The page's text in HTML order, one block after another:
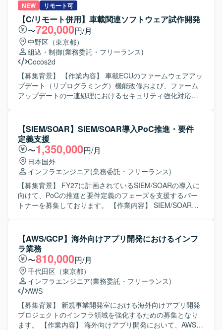
トの一員として、セキュリティ領域やクラウド、ITインフ
ラに関する知見を活かして支援を行います。リーダーポジ
ションの方には、グローバルセキュリティプロジェクトの
推進や関連する会議のファシリテーション、金融業界向け
のセキュリティ業務やインシデント対応支援などを担当い
ただきます。メンバーポジションの方には、PMO業務とし
て管理資料の更新などの事務処理や、プロジェクト遂行に
必要な各種ドキュメント作成支援などを行っていただきま
す。 【求める人物像】 セキュリティ領域における実務経験
を有し、クラウドやITインフラに関する知見も併せ持って
チャレンジいただける方が望ましいです。リーダーポジシ
ョンでは、関係者との調整や会議のファシリテーションを
主体的に進められるリーダーシップをお持ちの方を歓迎い
たします。 【ポジションの魅力】 金融業界向けのセキュリ
ティガバナンスおよび評価対応に深く関与できるととも
に、グローバルプロジェクトの中で英語を用いたコミュニ
ケーションや海外法制への対応に携わる機会がございま
す。セキュリティ分野の専門性を高めながら、クラウドや
インフラといった周辺領域の知見も広げていただける環境
バナンスおよび評価対応に関する各種業務を行っていただ
きます。
NEW リモート可
【C/リモート併用】車載関連ソフトウェア試作開発
〜720,000円/月
中野区（東京都）
組込・制御(業務委託・フリーランス)
Cocos2d
【募集背景】 【作業内容】 車載ECUのファームウェアアッ
プデート（リプログラミング）機能改修および、ファーム
アップデートの一連処理におけるセキュリティ強化対応を
評価およびドキュメント作成を担当します。 【求める人物
像】 報告・連絡・相談および提案を行い、自身の進捗を管
理しながら、スピード感と責任感を持って業務に取り組め
る方を求めています。 【ポジションの魅力】 車載ECUのフ
ァームウェアアップデートおよびセキュリティ強化に関す
る開発に携わることができます。 【開発環境】 NonOS環境
でC言語を用いた組み込み開発を行います。Redmine、
JIRA等を利用し、アジャイル開発で進めます。
【SIEM/SOAR】SIEM/SOAR導入PoC推進・要件
定義支援
〜1,350,000円/月
日本国外
インフラエンジニア(業務委託・フリーランス)
【募集背景】 FY27に計画されているSIEM/SOARの導入に
向けて、PoCの推進と要件定義のフェーズを支援するパー
トナーを募集しております。 【作業内容】 SIEM/SOAR導
行運用課題の整理および改善提案を実施していただきま
す。監視運用、インシデント対応、プレイブック運用など
を含む運用設計の検討支援を行っていただきます。ベンダ
ー選定および評価支援、プロジェクト推進支援にも携わっ
ていただきます。 【求める人物像】 技術的な観点から主体
的に提案できる方を求めております。SIEM/SOARのベスト
プラクティスを理解している方を歓迎いたします。利用部
門、運用部門、ベンダーとの調整を円滑に進められる方を
求めております。手を動かしながら要件定義を推進できる
方にご活躍いただきたいと考えております。 【ポジション
【AWS/GCP】海外向けアプリ開発におけるインフ
ラ業務
〜810,000円/月
千代田区（東京都）
インフラエンジニア(業務委託・フリーランス)
AWS
【募集背景】 新規事業開発室における海外向けアプリ開発
プロジェクトのインフラ領域を強化するための募集となり
ます。 【作業内容】 海外向けアプリ開発において、AWSお